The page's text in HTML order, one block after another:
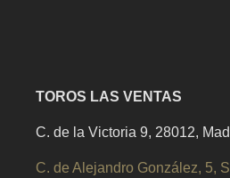
TOROS LAS VENTAS
C. de la Victoria 9, 28012,
C. de Alejandro González, 5,